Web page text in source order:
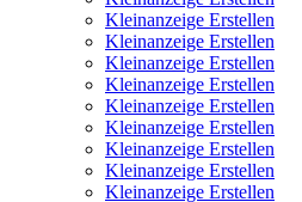
Kleinanzeige Erstellen
Kleinanzeige Erstellen
Kleinanzeige Erstellen
Kleinanzeige Erstellen
Kleinanzeige Erstellen
Kleinanzeige Erstellen
Kleinanzeige Erstellen
Kleinanzeige Erstellen
Kleinanzeige Erstellen